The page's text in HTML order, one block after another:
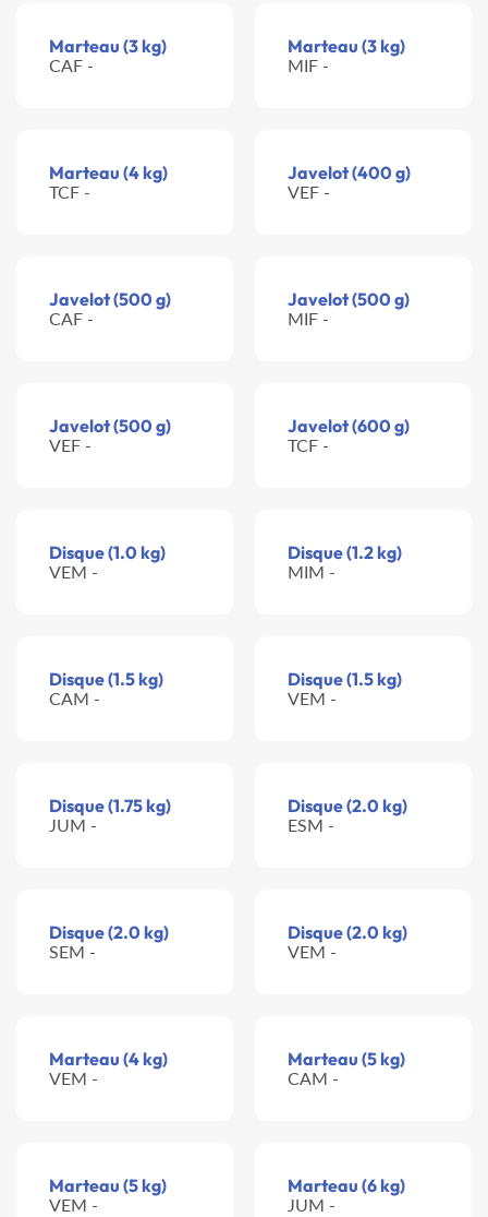
Marteau (3 kg)
CAF -
Marteau (3 kg)
MIF -
Marteau (4 kg)
TCF -
Javelot (400 g)
VEF -
Javelot (500 g)
CAF -
Javelot (500 g)
MIF -
Javelot (500 g)
VEF -
Javelot (600 g)
TCF -
Disque (1.0 kg)
VEM -
Disque (1.2 kg)
MIM -
Disque (1.5 kg)
CAM -
Disque (1.5 kg)
VEM -
Disque (1.75 kg)
JUM -
Disque (2.0 kg)
ESM -
Disque (2.0 kg)
SEM -
Disque (2.0 kg)
VEM -
Marteau (4 kg)
VEM -
Marteau (5 kg)
CAM -
Marteau (5 kg)
VEM -
Marteau (6 kg)
JUM -